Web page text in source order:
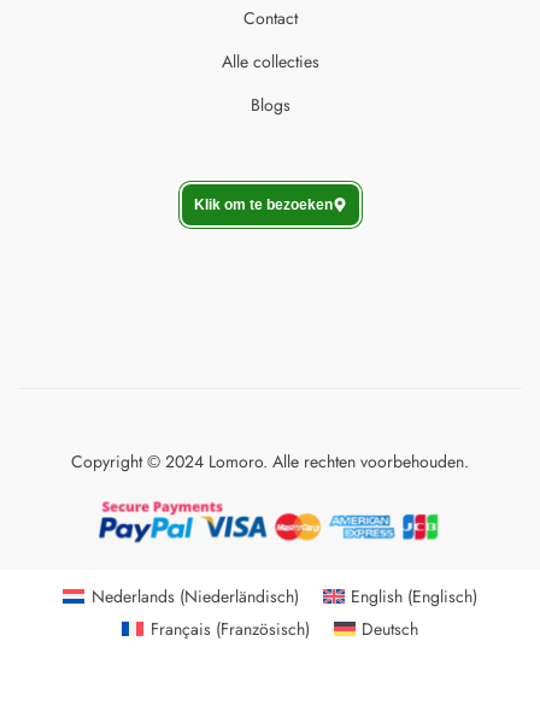
Contact
Alle collecties
Blogs
Klik om te bezoeken
Copyright © 2024 Lomoro. Alle rechten voorbehouden.
Nederlands(Niederländisch) English (Englisch)
Français(Französisch) Deutsch